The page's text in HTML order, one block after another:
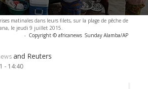
matinales dans leurs filets, sur la plage de pêche de
le jeudi 9 juillet 2015.
- Copyright © africanews Sunday Alamba/AP
and Reuters
- 14:40